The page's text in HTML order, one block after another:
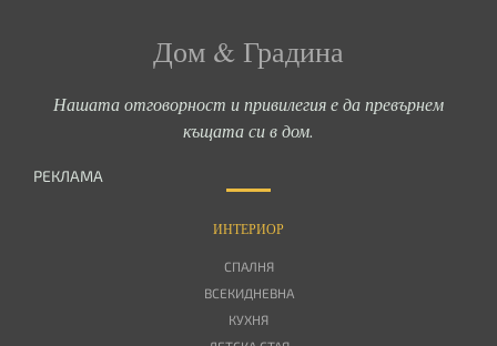
Дом & Градина
Нашата отговорност и привилегия е да превърнем
къщата си в дом.
РЕКЛАМА
ИНТЕРИОР
СПАЛНЯ
ВСЕКИДНЕВНА
КУХНЯ